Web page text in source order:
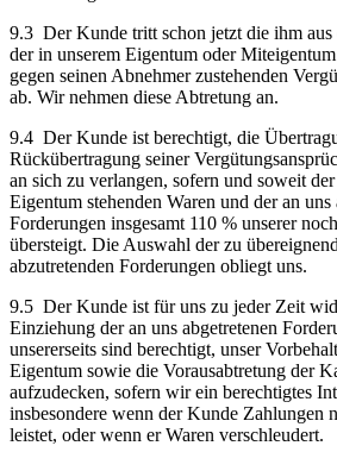
9.3 Der Kunde tritt schon jetzt die ihm aus
der in unserem Eigentum oder
gegen seinen Abnehmer zustehenden
ab. Wir nehmen diese Abtretung an.
9.4 Der Kunde ist berechtigt, die
Rückübertragung seiner
an sich zu verlangen, sofern und soweit
Eigentum stehenden Waren und der an uns
Forderungen insgesamt 110 % unserer
übersteigt. Die Auswahl der zu
abzutretenden Forderungen obliegt uns.
9.5 Der Kunde ist für uns zu jeder Zeit
Einziehung der an uns abgetretenen
unsererseits sind berechtigt, unser
Eigentum sowie die Vorausabtretung der
aufzudecken, sofern wir ein berechtigtes
insbesondere wenn der Kunde Zahlungen
leistet, oder wenn er Waren verschleudert.